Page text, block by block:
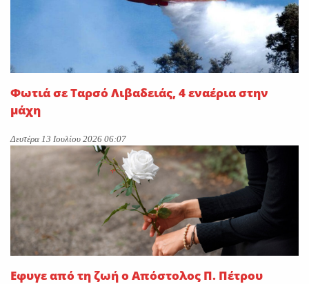
Φωτιά σε Ταρσό Λιβαδειάς, 4 εναέρια στην
μάχη
Δευτέρα 13 Ιουλίου 2026 06:07
Εφυγε από τη ζωή ο Απόστολος Π. Πέτρου